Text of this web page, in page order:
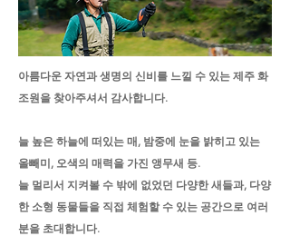
아름다운 자연과 생명의 신비를 느낄 수 있는 제주 화
조원을 찾아주셔서 감사합니다.
늘 높은 하늘에 떠있는 매, 밤중에 눈을 밝히고 있는
올빼미, 오색의 매력을 가진 앵무새 등.
늘 멀리서 지켜볼 수 밖에 없었던 다양한 새들과, 다양
한 소형 동물들을 직접 체험할 수 있는 공간으로 여러
분을 초대합니다.